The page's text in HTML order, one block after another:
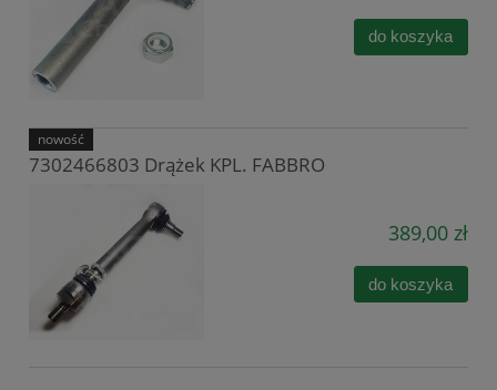
do koszyka
7302466803 Drążek KPL. FABBRO
389,00 zł
do koszyka
nowość